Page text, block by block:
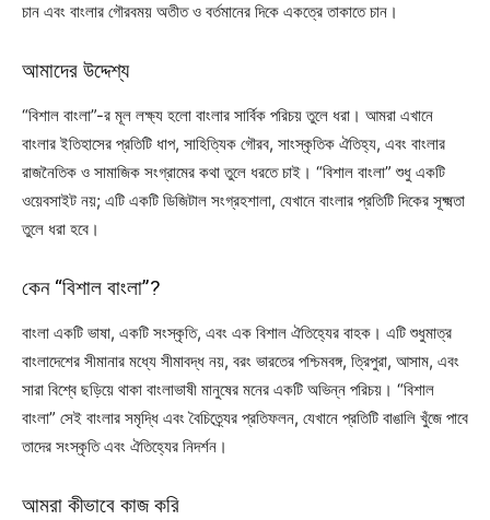
চান এবং বাংলার গৌরবময় অতীত ও বর্তমানের দিকে একত্রে তাকাতে চান।
আমাদের উদ্দেশ্য
“বিশাল বাংলা”-র মূল লক্ষ্য হলো বাংলার সার্বিক পরিচয় তুলে ধরা। আমরা এখানে
বাংলার ইতিহাসের প্রতিটি ধাপ, সাহিত্যিক গৌরব, সাংস্কৃতিক ঐতিহ্য, এবং বাংলার
রাজনৈতিক ও সামাজিক সংগ্রামের কথা তুলে ধরতে চাই। “বিশাল বাংলা” শুধু একটি
ওয়েবসাইট নয়; এটি একটি ডিজিটাল সংগ্রহশালা, যেখানে বাংলার প্রতিটি দিকের সূক্ষ্মতা
তুলে ধরা হবে।
কেন “বিশাল বাংলা”?
বাংলা একটি ভাষা, একটি সংস্কৃতি, এবং এক বিশাল ঐতিহ্যের বাহক। এটি শুধুমাত্র
বাংলাদেশের সীমানার মধ্যে সীমাবদ্ধ নয়, বরং ভারতের পশ্চিমবঙ্গ, ত্রিপুরা, আসাম, এবং
সারা বিশ্বে ছড়িয়ে থাকা বাংলাভাষী মানুষের মনের একটি অভিন্ন পরিচয়। “বিশাল
বাংলা” সেই বাংলার সমৃদ্ধি এবং বৈচিত্র্যের প্রতিফলন, যেখানে প্রতিটি বাঙালি খুঁজে পাবে
তাদের সংস্কৃতি এবং ঐতিহ্যের নিদর্শন।
আমরা কীভাবে কাজ করি